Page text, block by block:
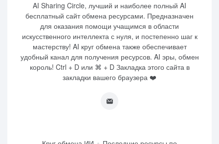
AI Sharing Circle, лучший и наиболее полный AI
бесплатный сайт обмена ресурсами. Предназначен
для оказания помощи учащимся в области
искусственного интеллекта с нуля, и постепенно шаг к
мастерству! AI круг обмена также обеспечивает
удобный канал для получения ресурсов. AI эры, обмен
король! Ctrl + D или ⌘ + D Закладка этого сайта в
закладки вашего браузера ❤️